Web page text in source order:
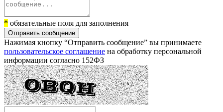
* обязательные поля для заполнения
Отправить сообщение
Нажимая кнопку “Отправить сообщение” вы принимаете
пользовательское соглашение на обработку персональной
информации согласно 152ФЗ